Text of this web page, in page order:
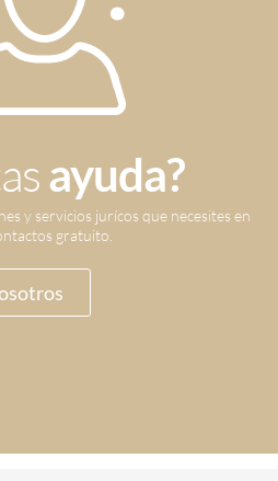
ayuda?
y servicios jurícos que necesites en
gratuito.